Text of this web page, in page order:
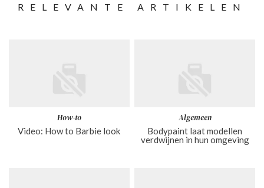
RELEVANTE ARTIKELEN
How-to
Video: How to Barbie look
Algemeen
Bodypaint laat modellen
verdwijnen in hun omgeving